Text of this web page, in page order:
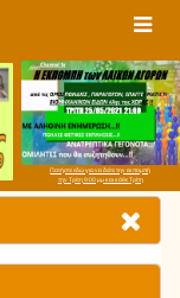
Πατήστε εδώ για να δείτε την εκπομπή
την Τρίτη 9:00 μμ και κάθε Τρίτη